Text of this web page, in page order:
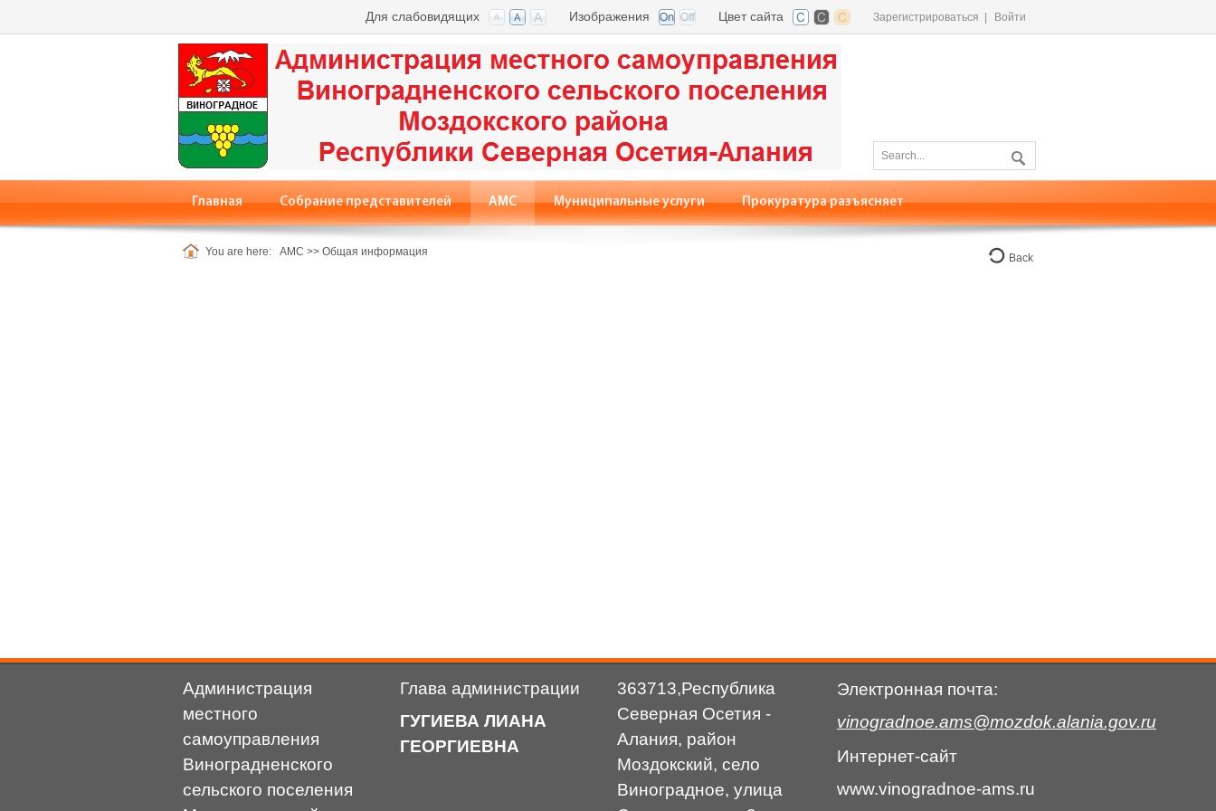
Зарегистрироваться Войти
Цвет сайта
Изображения
Для слабовидящих
Главная Собрание представителей АМС Муниципальные услуги Прокуратура разъясняет
You are here: АМС >> Общая информация Back
Администрация
местного
самоуправления
Виноградненского
сельского поселения
Глава администрации
ГУГИЕВА ЛИАНА
ГЕОРГИЕВНА
363713,Республика
Северная Осетия -
Алания, район
Моздокский, село
Виноградное, улица
Электронная почта:
vinogradnoe.ams@mozdok.alania.gov.ru
Интернет-сайт
www.vinogradnoe-ams.ru